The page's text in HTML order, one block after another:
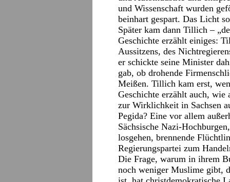
und Wissenschaft wurden
beinhart gespart. Das Licht
Später kam dann Tillich –
Geschichte erzählt einiges:
Aussitzens, des
er schickte seine Minister
gab, ob drohende
Meißen. Tillich kam erst,
Geschichte erzählt auch, wie
zur Wirklichkeit in Sachsen
Pegida? Eine vor allem
Sächsische Nazi-
losgehen, brennende
Regierungspartei zum
Die Frage, warum in ihrem
noch weniger Muslime gibt,